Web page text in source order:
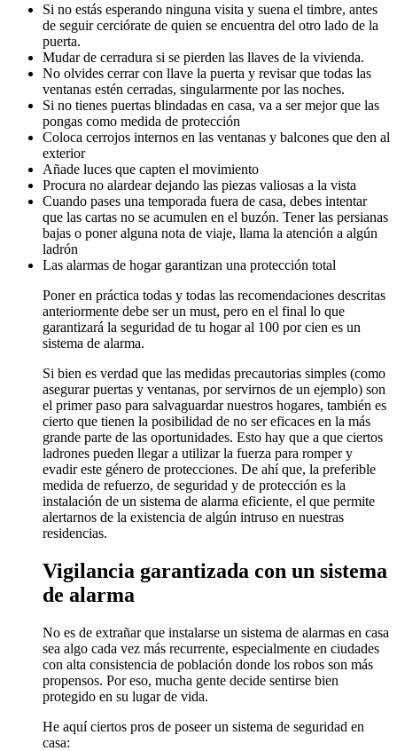
Si no estás esperando ninguna visita y suena el timbre, antes
de seguir cerciórate de quien se encuentra del otro lado de la
puerta.
Mudar de cerradura si se pierden las llaves de la vivienda.
No olvides cerrar con llave la puerta y revisar que todas las
ventanas estén cerradas, singularmente por las noches.
Si no tienes puertas blindadas en casa, va a ser mejor que las
pongas como medida de protección
Coloca cerrojos internos en las ventanas y balcones que den al
exterior
Añade luces que capten el movimiento
Procura no alardear dejando las piezas valiosas a la vista
Cuando pases una temporada fuera de casa, debes intentar
que las cartas no se acumulen en el buzón. Tener las persianas
bajas o poner alguna nota de viaje, llama la atención a algún
ladrón
Las alarmas de hogar garantizan una protección total
Poner en práctica todas y todas las recomendaciones descritas
anteriormente debe ser un must, pero en el final lo que
garantizará la seguridad de tu hogar al 100 por cien es un
sistema de alarma.
Si bien es verdad que las medidas precautorias simples (como
asegurar puertas y ventanas, por servirnos de un ejemplo) son
el primer paso para salvaguardar nuestros hogares, también es
cierto que tienen la posibilidad de no ser eficaces en la más
grande parte de las oportunidades. Esto hay que a que ciertos
ladrones pueden llegar a utilizar la fuerza para romper y
evadir este género de protecciones. De ahí que, la preferible
medida de refuerzo, de seguridad y de protección es la
instalación de un sistema de alarma eficiente, el que permite
alertarnos de la existencia de algún intruso en nuestras
residencias.
Vigilancia garantizada con un sistema
de alarma
No es de extrañar que instalarse un sistema de alarmas en casa
sea algo cada vez más recurrente, especialmente en ciudades
con alta consistencia de población donde los robos son más
propensos. Por eso, mucha gente decide sentirse bien
protegido en su lugar de vida.
He aquí ciertos pros de poseer un sistema de seguridad en
casa: